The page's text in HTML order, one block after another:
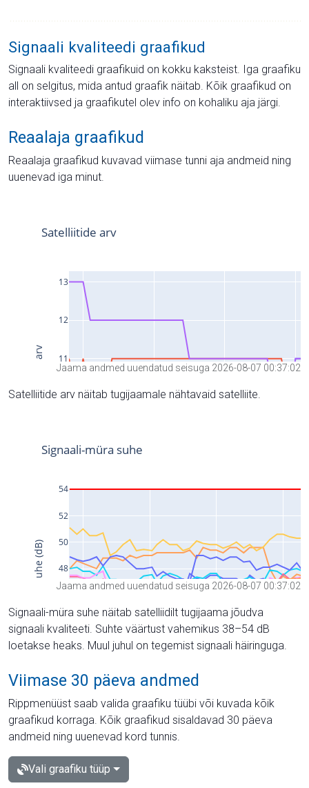
Signaali kvaliteedi graafikud
Signaali kvaliteedi graafikuid on kokku kaksteist. Iga graafiku
all on selgitus, mida antud graafik näitab. Kõik graafikud on
interaktiivsed ja graafikutel olev info on kohaliku aja järgi.
Reaalaja graafikud
Reaalaja graafikud kuvavad viimase tunni aja andmeid ning
uuenevad iga minut.
Jaama andmed uuendatud seisuga 2026-08-07 00:37:02
Satelliitide arv näitab tugijaamale nähtavaid satelliite.
Jaama andmed uuendatud seisuga 2026-08-07 00:37:02
Signaali-müra suhe näitab satelliidilt tugijaama jõudva
signaali kvaliteeti. Suhte väärtust vahemikus 38–54 dB
loetakse heaks. Muul juhul on tegemist signaali häiringuga.
Viimase 30 päeva andmed
Rippmenüüst saab valida graafiku tüübi või kuvada kõik
graafikud korraga. Kõik graafikud sisaldavad 30 päeva
andmeid ning uuenevad kord tunnis.
Vali graafiku tüüp